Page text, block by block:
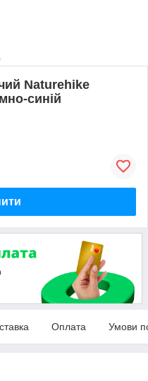
Naturehike
синій
Оплата Умови